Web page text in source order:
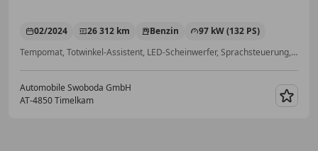
02/2024 26 312 km Benzin
97 kW (132 PS)
Tempomat, Totwinkel-Assistent, LED-Scheinwerfer, Sprachsteuerung, Sitzheizung, Einparkhilfe Rückfahrkamera, Müdigkeitswarnsystem, Schlüssellose Zentralverriegelung
Automobile Swoboda GmbH
AT-4850 Timelkam